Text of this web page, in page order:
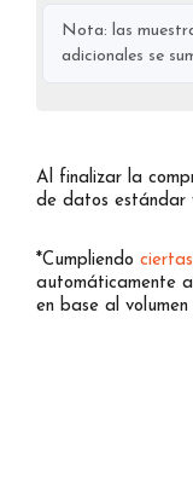
Nota: las
adicionales se
Al finalizar la
de datos estándar
*Cumpliendo
automáticamente
en base al